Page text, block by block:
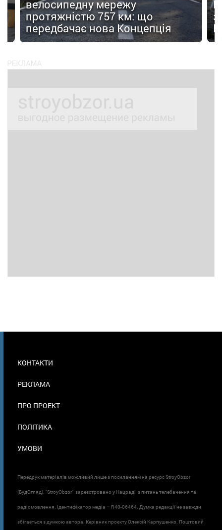
велосипедну мережу
протяжністю 757 км: що
передбачає нова Концепція
В
КОНТАКТИ
РЕКЛАМА
ПРО ПРОЕКТ
ПОЛІТИКА
УМОВИ
Передрук матеріалів можливий лише з посиланням на ресурс StroyObzor
(БудОгляд). "StroyObzor" зареєстровано у Нацраді з питань телебачення та
радіомовлення. Ідентифікатор медіа – R40-06464. Думка редакції не завжди
збігається з думкою автора. Керівник проєкту Олексій Карпушенко. Поштовий